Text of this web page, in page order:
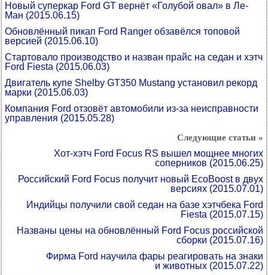
Новый суперкар Ford GT вернёт «Голубой овал» в Ле-
Ман (2015.06.15)
Обновлённый пикап Ford Ranger обзавёлся топовой
версией (2015.06.10)
Стартовало производство и назван прайс на седан и хэтч
Ford Fiesta (2015.06.03)
Двигатель купе Shelby GT350 Mustang установил рекорд
марки (2015.06.03)
Компания Ford отзовёт автомобили из-за неисправности
управления (2015.05.28)
Следующие статьи »
Хот-хэтч Ford Focus RS вышел мощнее многих
соперников (2015.06.25)
Российский Ford Focus получит новый EcoBoost в двух
версиях (2015.07.01)
Индийцы получили свой седан на базе хэтчбека Ford
Fiesta (2015.07.15)
Названы цены на обновлённый Ford Focus российской
сборки (2015.07.16)
Фирма Ford научила фары реагировать на знаки
и животных (2015.07.22)